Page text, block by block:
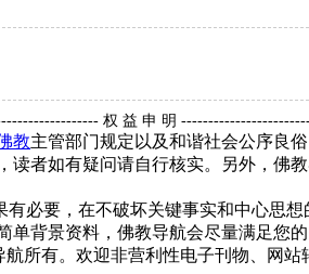
权 益 申 明
教主管部门规定以及和谐社会公序良
者如有疑问请自行核实。另外，佛
必要，在不破坏关键事实和中心思
背景资料，佛教导航会尽量满足您的
所有。欢迎非营利性电子刊物、网站